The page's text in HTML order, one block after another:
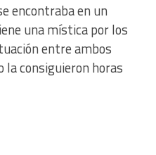
encontraba en un
una mística por los
entre ambos
la consiguieron horas